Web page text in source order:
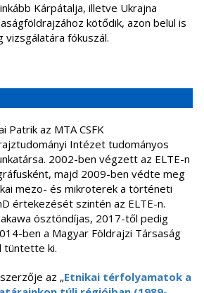
Kárpátalja, illetve Ukrajna
kötődik, azon belül is
fókuszál.
Patrik az MTA CSFK
Intézet tudományos
2002-ben végzett az ELTE-n
majd 2009-ben védte meg
mezo- és mikroterek a történeti
értekezését szintén az ELTE-n.
ösztöndíjas, 2017-től pedig
ben a Magyar Földrajzi Társaság
tüntette ki.
az „Etnikai térfolyamatok a